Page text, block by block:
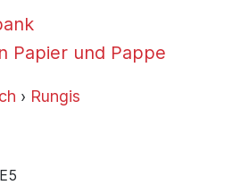
Papier und Pappe
› Rungis